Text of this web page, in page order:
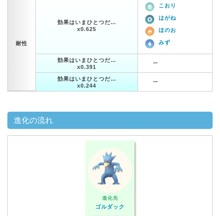
耐性
効果はいまひとつだ…
x0.625
こおり
はがね
ほのお
みず
効果はいまひとつだ…
x0.391
ー
効果はいまひとつだ…
x0.244
ー
進化の流れ
進化先
ゴルダック